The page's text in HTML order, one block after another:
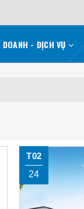
DOANH - DỊCH VỤ
T02
24